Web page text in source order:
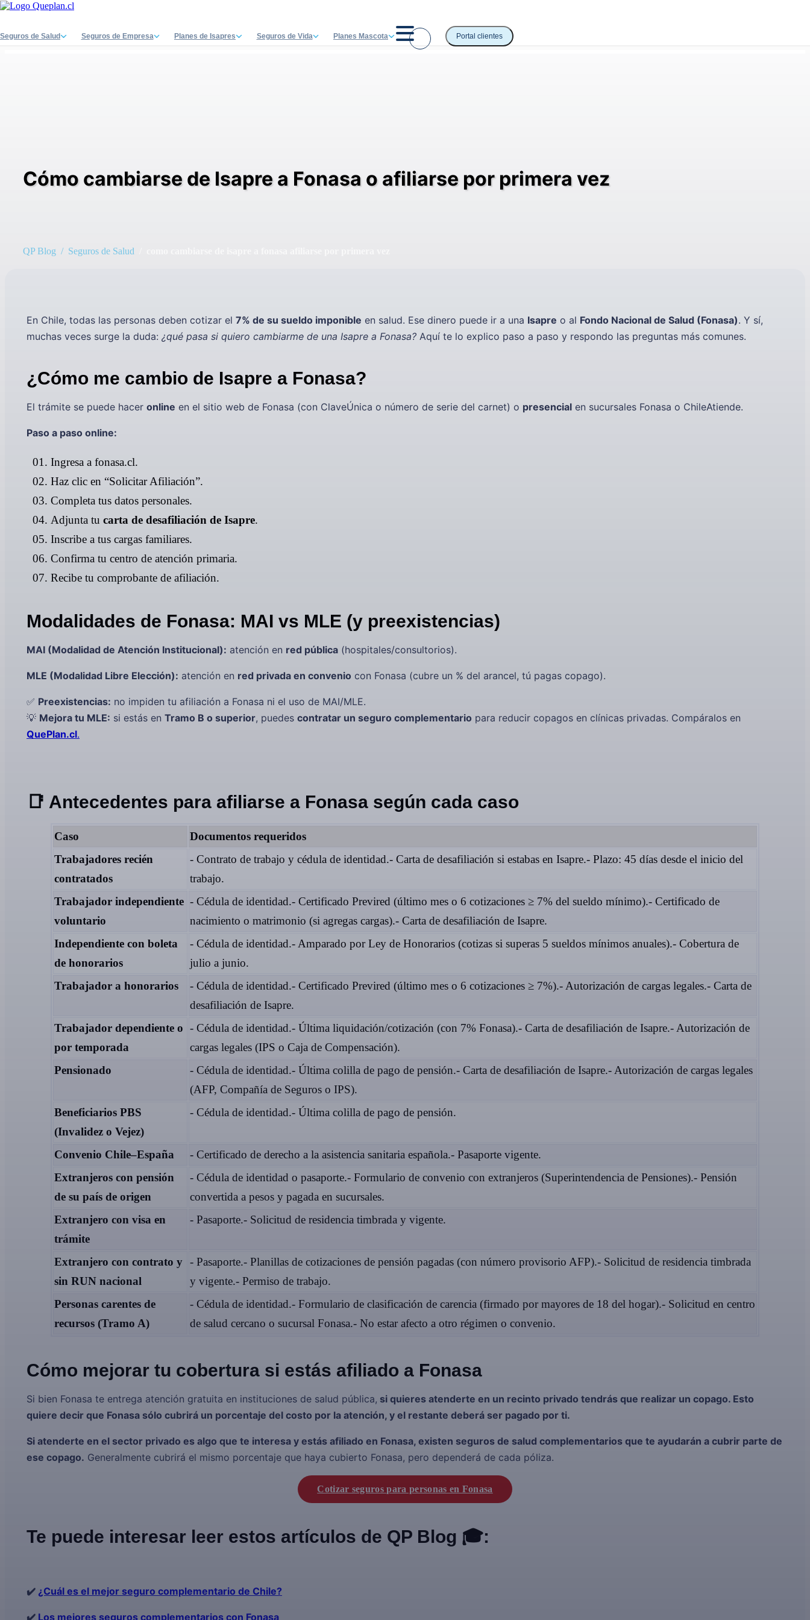
Seguros de Salud Seguros de Empresa Planes de Isapres Seguros de Vida Planes Mascota Portal clientes
Cómo cambiarse de Isapre a Fonasa o afiliarse por primera vez
QP Blog / Seguros de Salud
En Chile, todas las personas deben cotizar el 7% de su sueldo imponible en salud. Ese dinero puede ir a una Isapre o al Fondo Nacional de Salud (Fonasa). Y sí,
muchas veces surge la duda: ¿qué pasa si quiero cambiarme de una Isapre a Fonasa? Aquí te lo explico paso a paso y respondo las preguntas más comunes.
¿Cómo me cambio de Isapre a Fonasa?
El trámite se puede hacer online en el sitio web de Fonasa (con ClaveÚnica o número de serie del carnet) o presencial en sucursales Fonasa o ChileAtiende.
Paso a paso online:
Ingresa a fonasa.cl.
Haz clic en “Solicitar Afiliación”.
Completa tus datos personales.
Adjunta tu carta de desafiliación de Isapre.
Inscribe a tus cargas familiares.
Confirma tu centro de atención primaria.
Recibe tu comprobante de afiliación.
Modalidades de Fonasa: MAI vs MLE (y preexistencias)
MAI (Modalidad de Atención Institucional): atención en red pública (hospitales/consultorios).
MLE (Modalidad Libre Elección): atención en red privada en convenio con Fonasa (cubre un % del arancel, tú pagas copago).
✅ Preexistencias: no impiden tu afiliación a Fonasa ni el uso de MAI/MLE.
💡 Mejora tu MLE: si estás en Tramo B o superior, puedes contratar un seguro complementario para reducir copagos en clínicas privadas. Compáralos en
QuePlan.cl.
📑 Antecedentes para afiliarse a Fonasa según cada caso
Caso
Documentos requeridos
Trabajadores recién
contratados
- Contrato de trabajo y cédula de identidad.- Carta de desafiliación si estabas en Isapre.- Plazo: 45 días desde el inicio del
trabajo.
Trabajador independiente
voluntario
- Cédula de identidad.- Certificado Previred (último mes o 6 cotizaciones ≥ 7% del sueldo mínimo).- Certificado de
nacimiento o matrimonio (si agregas cargas).- Carta de desafiliación de Isapre.
Independiente con boleta
de honorarios
- Cédula de identidad.- Amparado por Ley de Honorarios (cotizas si superas 5 sueldos mínimos anuales).- Cobertura de
julio a junio.
Trabajador a honorarios
- Cédula de identidad.- Certificado Previred (último mes o 6 cotizaciones ≥ 7%).- Autorización de cargas legales.- Carta de
desafiliación de Isapre.
Trabajador dependiente o
por temporada
- Cédula de identidad.- Última liquidación/cotización (con 7% Fonasa).- Carta de desafiliación de Isapre.- Autorización de
cargas legales (IPS o Caja de Compensación).
Pensionado
- Cédula de identidad.- Última colilla de pago de pensión.- Carta de desafiliación de Isapre.- Autorización de cargas legales
(AFP, Compañía de Seguros o IPS).
Beneficiarios PBS
(Invalidez o Vejez)
- Cédula de identidad.- Última colilla de pago de pensión.
Convenio Chile–España
- Certificado de derecho a la asistencia sanitaria española.- Pasaporte vigente.
Extranjeros con pensión
de su país de origen
- Cédula de identidad o pasaporte.- Formulario de convenio con extranjeros (Superintendencia de Pensiones).- Pensión
convertida a pesos y pagada en sucursales.
Extranjero con visa en
trámite
- Pasaporte.- Solicitud de residencia timbrada y vigente.
Extranjero con contrato y
sin RUN nacional
- Pasaporte.- Planillas de cotizaciones de pensión pagadas (con número provisorio AFP).- Solicitud de residencia timbrada
y vigente.- Permiso de trabajo.
Personas carentes de
recursos (Tramo A)
- Cédula de identidad.- Formulario de clasificación de carencia (firmado por mayores de 18 del hogar).- Solicitud en centro
de salud cercano o sucursal Fonasa.- No estar afecto a otro régimen o convenio.
Cómo mejorar tu cobertura si estás afiliado a Fonasa
Si bien Fonasa te entrega atención gratuita en instituciones de salud pública, si quieres atenderte en un recinto privado tendrás que realizar un copago. Esto
quiere decir que Fonasa sólo cubrirá un porcentaje del costo por la atención, y el restante deberá ser pagado por ti.
Si atenderte en el sector privado es algo que te interesa y estás afiliado en Fonasa, existen seguros de salud complementarios que te ayudarán a cubrir parte de
ese copago. Generalmente cubrirá el mismo porcentaje que haya cubierto Fonasa, pero dependerá de cada póliza.
Cotizar seguros para personas en Fonasa
Te puede interesar leer estos artículos de QP Blog 🎓:
✔️ ¿Cuál es el mejor seguro complementario de Chile?
✔️ Los mejores seguros complementarios con Fonasa